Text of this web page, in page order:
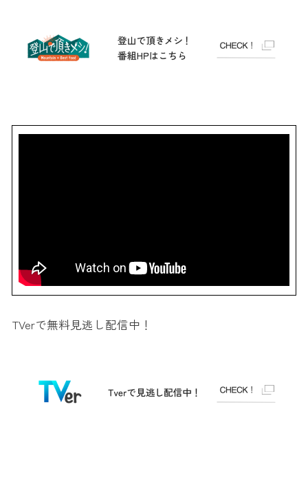
TVerで無料見逃し配信中！